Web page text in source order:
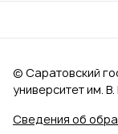
Сведения об
© Саратовский
университет им.